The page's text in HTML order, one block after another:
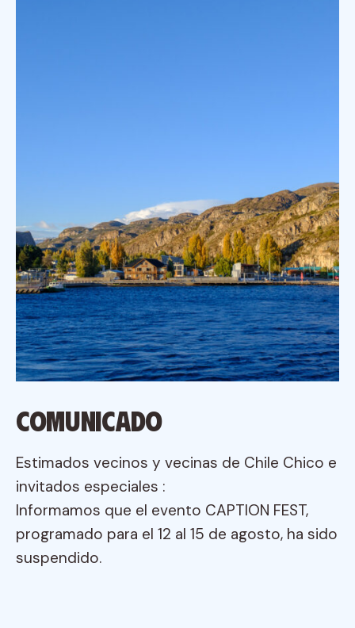
Comunicado
Estimados vecinos y vecinas de Chile Chico e
invitados especiales :
Informamos que el evento CAPTION FEST,
programado para el 12 al 15 de agosto, ha sido
suspendido.